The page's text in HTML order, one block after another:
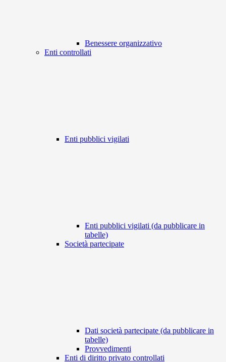
Benessere organizzativo
Enti controllati
Enti pubblici vigilati
Enti pubblici vigilati (da pubblicare in
tabelle)
Società partecipate
Dati società partecipate (da pubblicare in
tabelle)
Provvedimenti
Enti di diritto privato controllati